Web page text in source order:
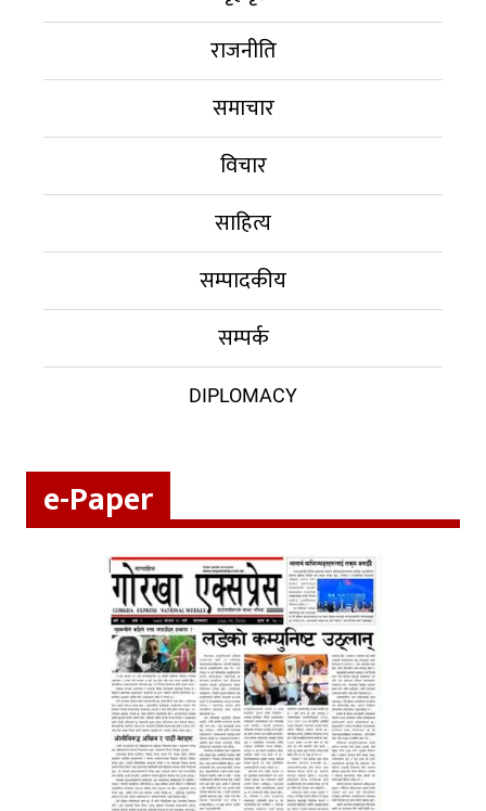
राजनीति
समाचार
विचार
साहित्य
सम्पादकीय
सम्पर्क
DIPLOMACY
e-Paper